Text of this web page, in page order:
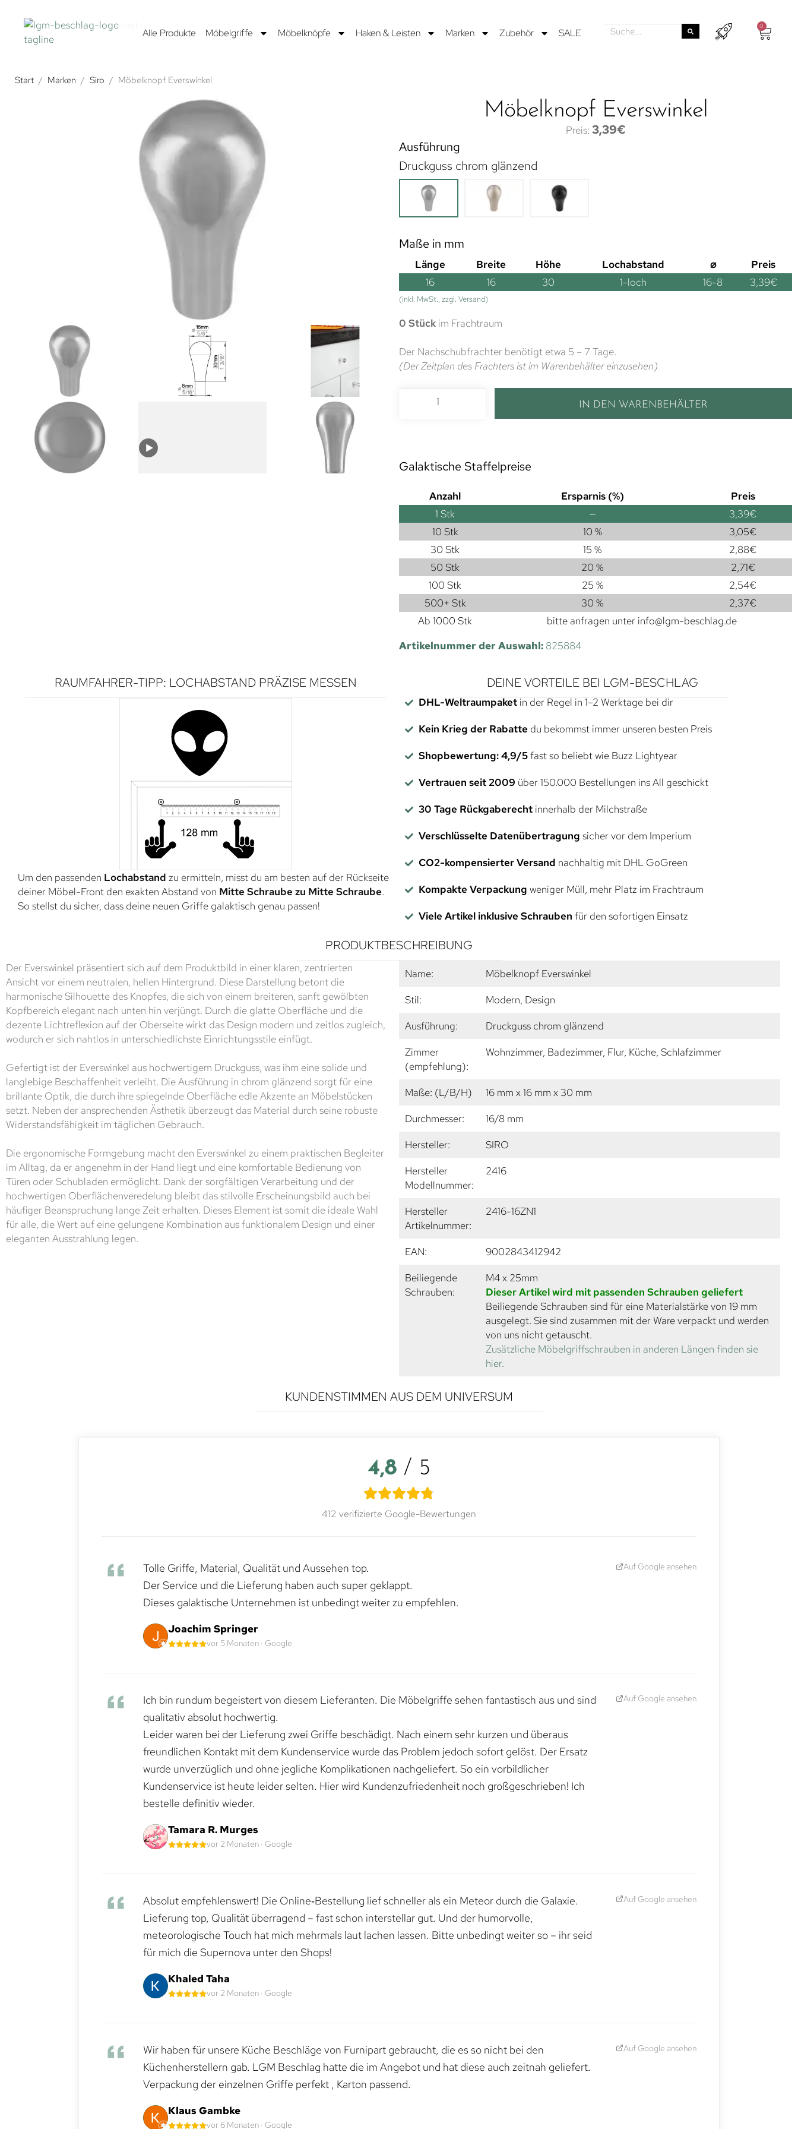
Alle Produkte Möbelgriffe Möbelknöpfe Haken & Leisten Marken Zubehör SALE
0
Start / Marken / Siro / Möbelknopf Everswinkel
Möbelknopf Everswinkel
3,39€
Ausführung
Druckguss chrom glänzend
Maße in mm
Länge Breite Höhe Lochabstand ⌀
Preis
16
16 30 1-loch 16-8 3,39€
(inkl. MwSt., zzgl. Versand)
0 Stück im Frachtraum
Der Nachschubfrachter benötigt etwa 5 – 7 Tage.
(Der Zeitplan des Frachters ist im Warenbehälter einzusehen)
IN DEN WARENBEHÄLTER
Galaktische Staffelpreise
Anzahl Ersparnis (%)
Preis
1 Stk — 3,39€
10 Stk
10 % 3,05€
30 Stk
15 % 2,88€
50 Stk
20 % 2,71€
100 Stk
25 % 2,54€
500+ Stk
30 % 2,37€
Ab 1000 Stk
bitte anfragen unter info@lgm-beschlag.de
Artikelnummer der Auswahl: 825884
RAUMFAHRER-TIPP: LOCHABSTAND PRÄZISE MESSEN
Um den passenden Lochabstand zu ermitteln, misst du am besten auf der Rückseite
deiner Möbel-Front den exakten Abstand von Mitte Schraube zu Mitte Schraube.
So stellst du sicher, dass deine neuen Griffe galaktisch genau passen!
DEINE VORTEILE BEI LGM-BESCHLAG
DHL-Weltraumpaketin der Regel in 1–2 Werktage bei dir
Kein Krieg der Rabatte du bekommst immer unseren besten Preis
Shopbewertung: 4,9/5fast so beliebt wie Buzz Lightyear
Vertrauen seit 2009 über 150.000 Bestellungen ins All geschickt
30 Tage Rückgaberechtinnerhalb der Milchstraße
Verschlüsselte Datenübertragung sicher vor dem Imperium
CO2-kompensierter Versand nachhaltig mit DHL GoGreen
Kompakte Verpackung weniger Müll, mehr Platz im Frachtraum
Viele Artikel inklusive Schrauben für den sofortigen Einsatz
PRODUKTBESCHREIBUNG
Der Everswinkel präsentiert sich auf dem Produktbild in einer klaren, zentrierten
Ansicht vor einem neutralen, hellen Hintergrund. Diese Darstellung betont die
harmonische Silhouette des Knopfes, die sich von einem breiteren, sanft gewölbten
Kopfbereich elegant nach unten hin verjüngt. Durch die glatte Oberfläche und die
dezente Lichtreflexion auf der Oberseite wirkt das Design modern und zeitlos zugleich,
wodurch er sich nahtlos in unterschiedlichste Einrichtungsstile einfügt.
Gefertigt ist der Everswinkel aus hochwertigem Druckguss, was ihm eine solide und
langlebige Beschaffenheit verleiht. Die Ausführung in chrom glänzend sorgt für eine
brillante Optik, die durch ihre spiegelnde Oberfläche edle Akzente an Möbelstücken
setzt. Neben der ansprechenden Ästhetik überzeugt das Material durch seine robuste
Widerstandsfähigkeit im täglichen Gebrauch.
Die ergonomische Formgebung macht den Everswinkel zu einem praktischen Begleiter
im Alltag, da er angenehm in der Hand liegt und eine komfortable Bedienung von
Türen oder Schubladen ermöglicht. Dank der sorgfältigen Verarbeitung und der
hochwertigen Oberflächenveredelung bleibt das stilvolle Erscheinungsbild auch bei
häufiger Beanspruchung lange Zeit erhalten. Dieses Element ist somit die ideale Wahl
für alle, die Wert auf eine gelungene Kombination aus funktionalem Design und einer
eleganten Ausstrahlung legen.
Name:
Möbelknopf Everswinkel
Stil:
Modern, Design
Ausführung:
Druckguss chrom glänzend
Zimmer
(empfehlung):
Wohnzimmer, Badezimmer, Flur, Küche, Schlafzimmer
Maße: (L/B/H)
16 mm x 16 mm x 30 mm
Durchmesser:
16/8 mm
Hersteller:
SIRO
Hersteller
Modellnummer:
2416
Hersteller
Artikelnummer:
2416-16ZN1
EAN:
9002843412942
Beiliegende
Schrauben:
M4 x 25mm
Dieser Artikel wird mit passenden Schrauben geliefert
Beiliegende Schrauben sind für eine Materialstärke von 19 mm
ausgelegt. Sie sind zusammen mit der Ware verpackt und werden
von uns nicht getauscht.
Zusätzliche Möbelgriffschrauben in anderen Längen finden sie
hier.
KUNDENSTIMMEN AUS DEM UNIVERSUM
4,8 / 5
412 verifizierte Google-Bewertungen
Tolle Griffe, Material, Qualität und Aussehen top.
Der Service und die Lieferung haben auch super geklappt.
Dieses galaktische Unternehmen ist unbedingt weiter zu empfehlen.
Joachim Springer
vor 5 Monaten · Google
Auf Google ansehen
Ich bin rundum begeistert von diesem Lieferanten. Die Möbelgriffe sehen fantastisch aus und sind
qualitativ absolut hochwertig.
Leider waren bei der Lieferung zwei Griffe beschädigt. Nach einem sehr kurzen und überaus
freundlichen Kontakt mit dem Kundenservice wurde das Problem jedoch sofort gelöst. Der Ersatz
wurde unverzüglich und ohne jegliche Komplikationen nachgeliefert. So ein vorbildlicher
Kundenservice ist heute leider selten. Hier wird Kundenzufriedenheit noch großgeschrieben! Ich
bestelle definitiv wieder.
Tamara R. Murges
vor 2 Monaten · Google
Auf Google ansehen
Absolut empfehlenswert! Die Online‑Bestellung lief schneller als ein Meteor durch die Galaxie.
Lieferung top, Qualität überragend – fast schon interstellar gut. Und der humorvolle,
meteorologische Touch hat mich mehrmals laut lachen lassen. Bitte unbedingt weiter so – ihr seid
für mich die Supernova unter den Shops!
Khaled Taha
vor 2 Monaten · Google
Auf Google ansehen
Wir haben für unsere Küche Beschläge von Furnipart gebraucht, die es so nicht bei den
Küchenherstellern gab. LGM Beschlag hatte die im Angebot und hat diese auch zeitnah geliefert.
Verpackung der einzelnen Griffe perfekt , Karton passend.
Klaus Gambke
vor 6 Monaten · Google
Auf Google ansehen